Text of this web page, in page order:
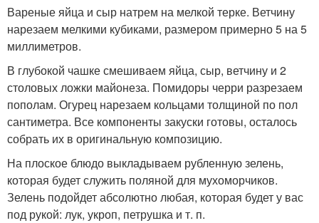
Вареные яйца и сыр натрем на мелкой терке. Ветчину
нарезаем мелкими кубиками, размером примерно 5 на 5
миллиметров.
В глубокой чашке смешиваем яйца, сыр, ветчину и 2
столовых ложки майонеза. Помидоры черри разрезаем
пополам. Огурец нарезаем кольцами толщиной по пол
сантиметра. Все компоненты закуски готовы, осталось
собрать их в оригинальную композицию.
На плоское блюдо выкладываем рубленную зелень,
которая будет служить поляной для мухоморчиков.
Зелень подойдет абсолютно любая, которая будет у вас
под рукой: лук, укроп, петрушка и т. п.